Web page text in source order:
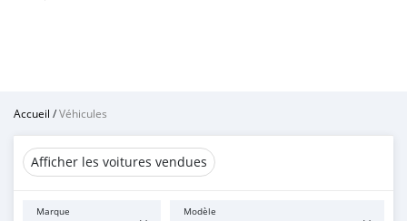
Accueil /Véhicules
Afficher les voitures vendues
Marque Modèle